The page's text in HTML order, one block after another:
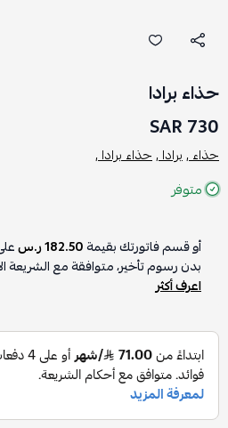
حذاء برادا
730 SAR
حذاء ,برادا ,حذاء برادا ,
متوفر
أو قسم فاتورتك بقيمة182.50 ر.س
بدون رسوم تأخير، متوافقة مع الشريعة
اعرف أكثر